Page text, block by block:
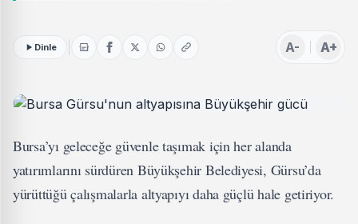
Dinle A- A+
Bursa’yı geleceğe güvenle taşımak için her alanda
yatırımlarını sürdüren Büyükşehir Belediyesi, Gürsu’da
yürüttüğü çalışmalarla altyapıyı daha güçlü hale getiriyor.